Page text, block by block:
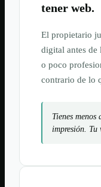
tener web.
El propietario
digital antes de
o poco
contrario de lo
Tienes menos
impresión. Tu